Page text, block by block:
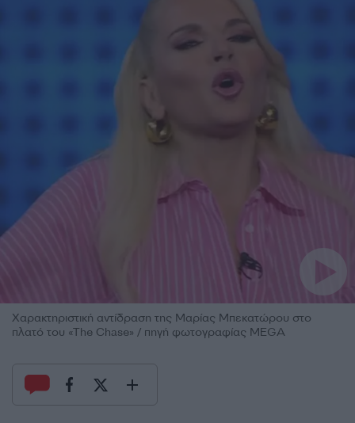
Χαρακτηριστική αντίδραση της Μαρίας Μπεκατώρου στο
πλατό του «The Chase» / πηγή φωτογραφίας MEGA